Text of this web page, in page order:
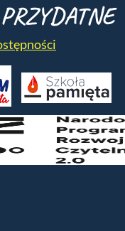
PRZYDATNE